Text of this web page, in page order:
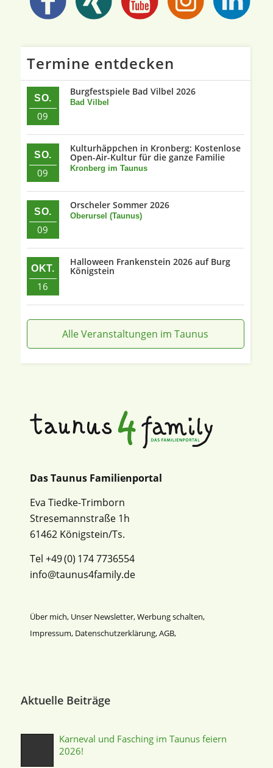
Termine entdecken
SO.
09
Burgfestspiele Bad Vilbel 2026
Bad Vilbel
SO.
09
Kulturhäppchen in Kronberg: Kostenlose
Open-Air-Kultur für die ganze Familie
Kronberg im Taunus
SO.
09
Orscheler Sommer 2026
Oberursel (Taunus)
OKT.
16
Halloween Frankenstein 2026 auf Burg
Königstein
Alle Veranstaltungen im Taunus
Das Taunus Familienportal
Eva Tiedke-Trimborn
Stresemannstraße 1h
61462 Königstein/Ts.
Tel +49 (0) 174 7736554
info@taunus4family.de
Über mich, Unser Newsletter,Werbung schalten,
Impressum, Datenschutz­erklärung,AGB,
Aktuelle Beiträge
Karneval und Fasching im Taunus feiern
2026!